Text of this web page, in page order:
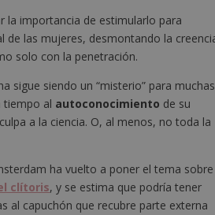
la importancia de estimularlo para
de las mujeres, desmontando la
solo con la penetración.
sigue siendo un “misterio” para muchas
tiempo al autoconocimiento de su
a la ciencia. O, al menos, no toda la
ha vuelto a poner el tema sobre
clítoris, y se estima que podría tener
al capuchón que recubre parte externa